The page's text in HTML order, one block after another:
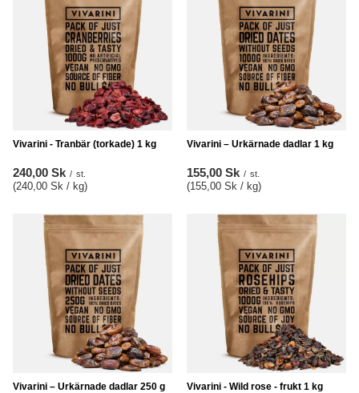
Vivarini - Tranbär (torkade) 1 kg
240,00 Sk / st.
(240,00 Sk / kg)
Vivarini – Urkärnade dadlar 1 kg
155,00 Sk / st.
(155,00 Sk / kg)
Vivarini – Urkärnade dadlar 250 g Vivarini - Wild rose - frukt 1 kg